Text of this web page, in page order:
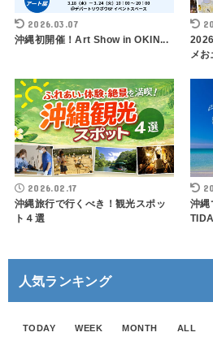
2026.03.07
沖縄初開催！Art Show in OKIN...
メお
2026.02.17
沖縄旅行で行くべき！観光スポッ
ト４選
沖縄
TIDA
人気ランキング
TODAY WEEK MONTH ALL